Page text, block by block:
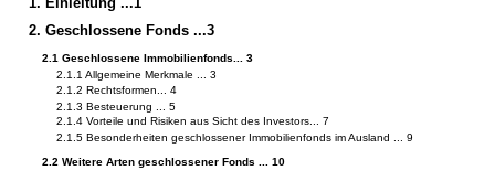
2. Geschlossene Fonds ...3
2.1 Geschlossene Immobilienfonds... 3
2.1.1 Allgemeine Merkmale ... 3
2.1.2 Rechtsformen... 4
2.1.3 Besteuerung ... 5
2.1.4 Vorteile und Risiken aus Sicht des Investors... 7
2.1.5 Besonderheiten geschlossener Immobilienfonds im Ausland ... 9
2.2 Weitere Arten geschlossener Fonds ... 10